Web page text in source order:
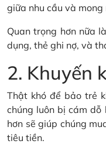
giữa nhu cầu và
Quan trọng hơn nữa
dụng, thẻ ghi nợ, và
2. Khuyến
Thật khó để bảo trẻ
chúng luôn bị cám
hơn sẽ giúp chúng
tiêu tiền.